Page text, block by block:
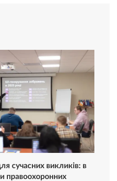
сучасних викликів: в
правоохоронних